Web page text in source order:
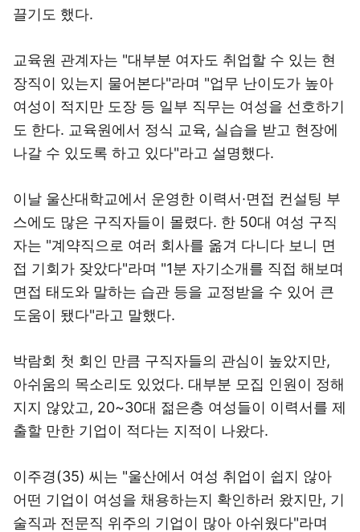
끌기도 했다.
교육원 관계자는 "대부분 여자도 취업할 수 있는 현
장직이 있는지 물어본다"라며 "업무 난이도가 높아
여성이 적지만 도장 등 일부 직무는 여성을 선호하기
도 한다. 교육원에서 정식 교육, 실습을 받고 현장에
나갈 수 있도록 하고 있다"라고 설명했다.
이날 울산대학교에서 운영한 이력서·면접 컨설팅 부
스에도 많은 구직자들이 몰렸다. 한 50대 여성 구직
자는 "계약직으로 여러 회사를 옮겨 다니다 보니 면
접 기회가 잦았다"라며 "1분 자기소개를 직접 해보며
면접 태도와 말하는 습관 등을 교정받을 수 있어 큰
도움이 됐다"라고 말했다.
박람회 첫 회인 만큼 구직자들의 관심이 높았지만,
아쉬움의 목소리도 있었다. 대부분 모집 인원이 정해
지지 않았고, 20~30대 젊은층 여성들이 이력서를 제
출할 만한 기업이 적다는 지적이 나왔다.
이주경(35) 씨는 "울산에서 여성 취업이 쉽지 않아
어떤 기업이 여성을 채용하는지 확인하러 왔지만, 기
술직과 전문직 위주의 기업이 많아 아쉬웠다"라며